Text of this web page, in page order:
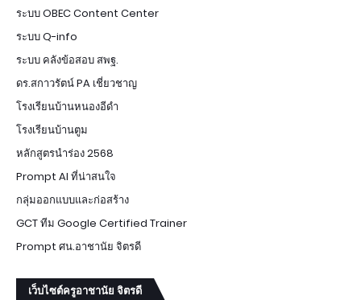
ระบบ OBEC Content Center
ระบบ Q-info
ระบบ คลังข้อสอบ สพฐ.
ดร.สกาวรัตน์ PA เชี่ยวชาญ
โรงเรียนบ้านหนองอีดำ
โรงเรียนบ้านตูม
หลักสูตรนำร่อง 2568
Prompt AI ที่น่าสนใจ
กลุ่มออกแบบและก่อสร้าง
GCT ทีม Google Certified Trainer
Prompt ศน.อาชานัย จิตรดี
เว็บไซต์ครูอาชานัย จิตรดี